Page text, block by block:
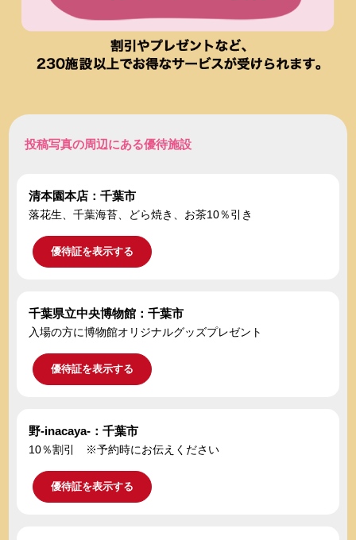
投稿写真の周辺にある優待施設
清本園本店：千葉市
落花生、千葉海苔、どら焼き、お茶10％引き
優待証を表示する
千葉県立中央博物館：千葉市
入場の方に博物館オリジナルグッズプレゼント
優待証を表示する
野-inacaya-：千葉市
10％割引 ※予約時にお伝えください
優待証を表示する